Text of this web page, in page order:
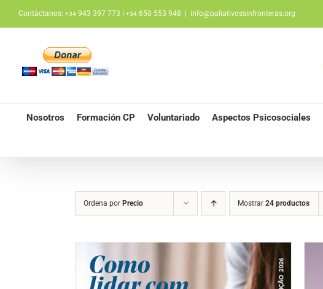
contenido
Contáctanos: +34 943 397 773 | +34 650 553 948 info@paliativossinfronteras.org
Nosotros Formación CP Voluntariado Aspectos Psicosociales
Ordena por Precio Mostrar 24 productos